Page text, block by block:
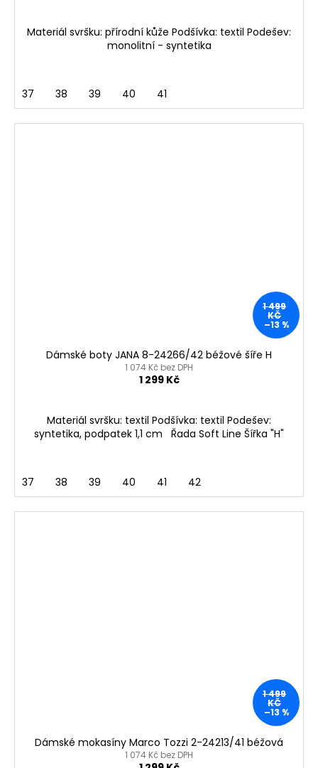
Materiál svršku: přírodní kůže Podšívka: textil Podešev:
monolitní - syntetika
37 38 39 40 41
1 499
KČ
–13 %
Dámské boty JANA 8-24266/42 béžové šíře H
1 074 Kč bez DPH
1 299 Kč
Materiál svršku: textil Podšívka: textil Podešev:
syntetika, podpatek 1,1 cm Řada Soft Line Šířka "H"
37 38 39 40 41 42
1 499
KČ
–13 %
Dámské mokasíny Marco Tozzi 2-24213/41 béžová
1 074 Kč bez DPH